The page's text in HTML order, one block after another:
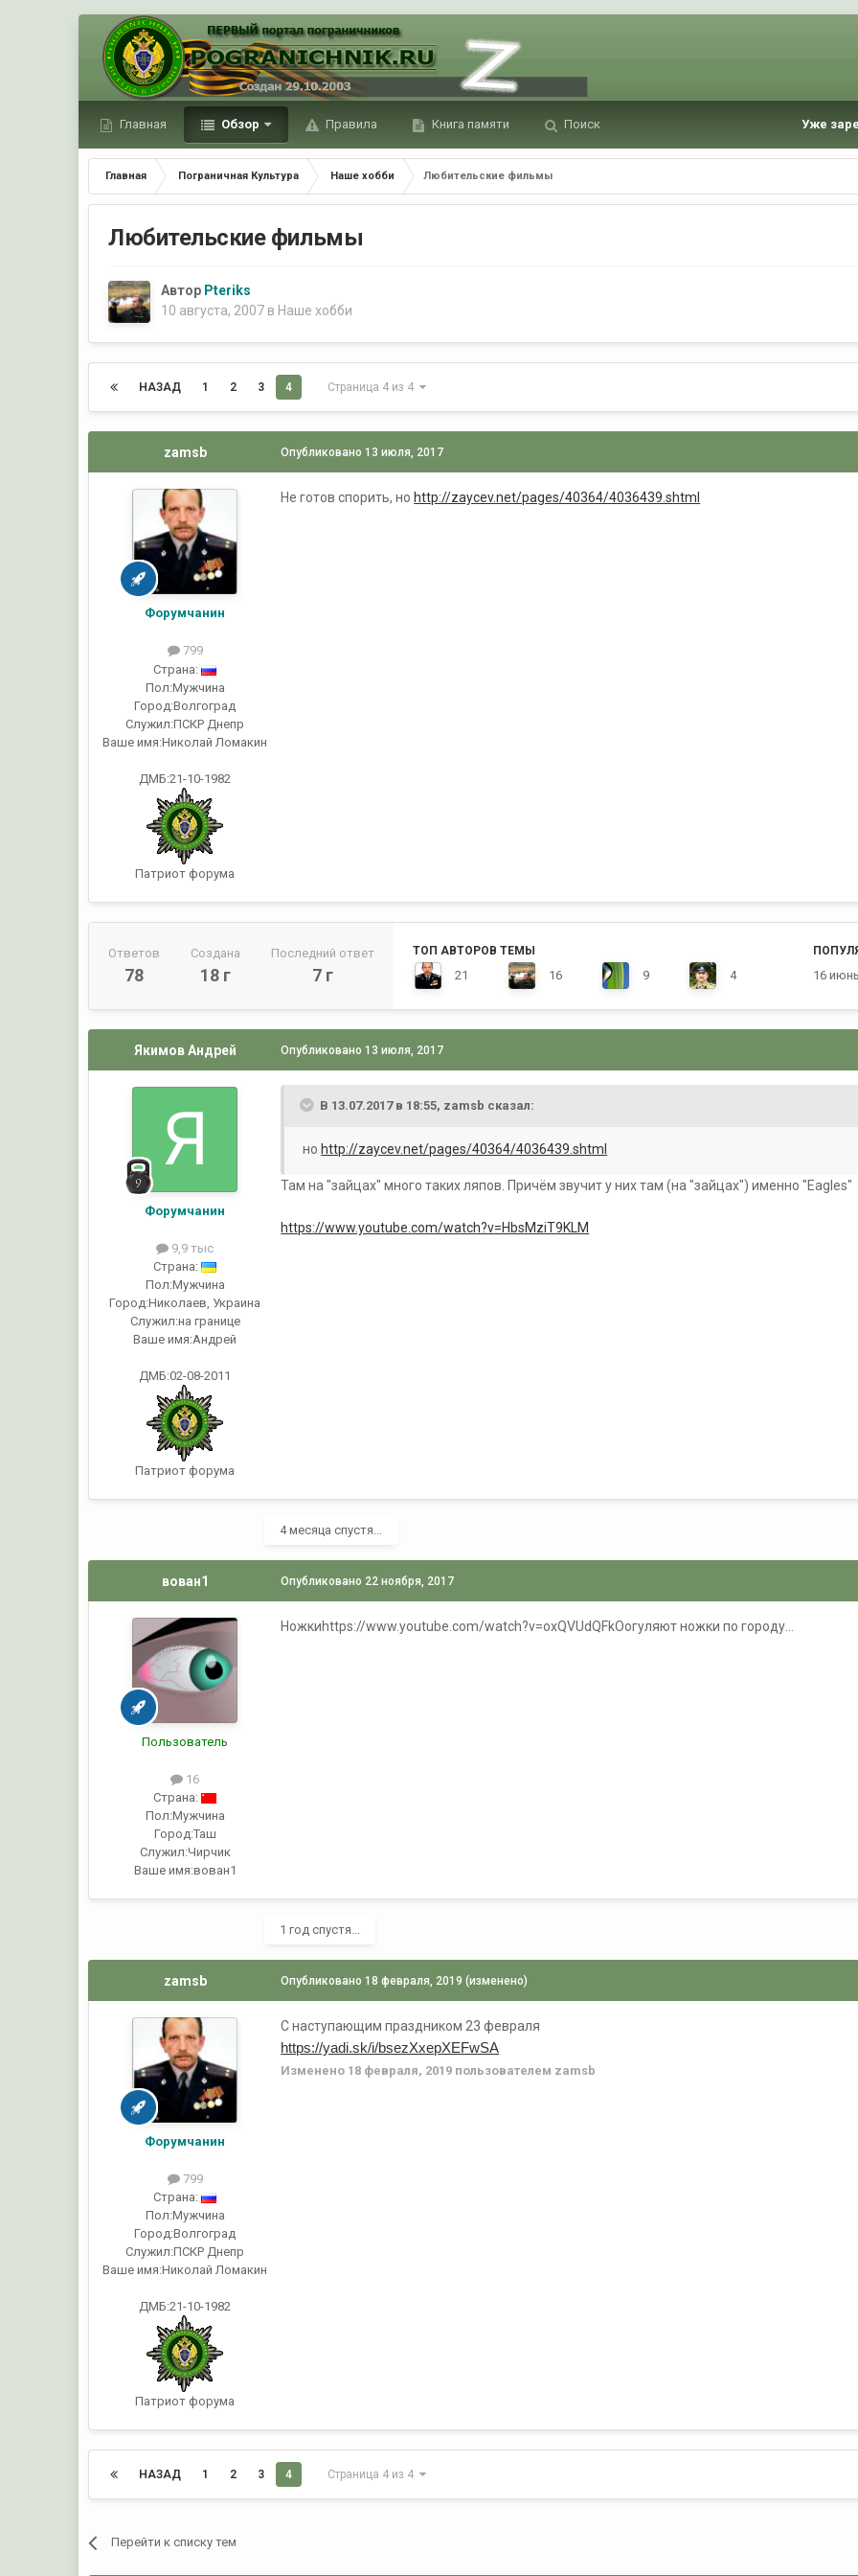
Главная Обзор Правила Книга памяти Поиск Уже
Главная Пограничная Культура Наше хобби Любительские фильмы
Любительские фильмы
Автор Pteriks
10 августа, 2007 в Наше хобби
НАЗАД 1 2 3 4 Страница 4 из 4
zamsb
Форумчанин
799
Страна:
Пол:Мужчина
Город:Волгоград
Служил:ПСКР Днепр
Ваше имя:Николай Ломакин
ДМБ:21-10-1982
Патриот форума
Опубликовано13 июля, 2017
Не готов спорить, но http://zaycev.net/pages/40364/4036439.shtml
Ответов
78
Создана
18 г
Последний ответ
7 г
ТОП АВТОРОВ ТЕМЫ
21 16 9 4 16
Якимов Андрей
Форумчанин
9,9 тыс
Страна:
Пол:Мужчина
Город:Николаев, Украина
Служил:на границе
Ваше имя:Андрей
ДМБ:02-08-2011
Патриот форума
Опубликовано13 июля, 2017
В 13.07.2017 в 18:55, zamsb сказал:
ноhttp://zaycev.net/pages/40364/4036439.shtml
Там на "зайцах" много таких ляпов. Причём звучит у них там (на "зайцах") именно "Eagles"
https://www.youtube.com/watch?v=HbsMziT9KLM
4 месяца спустя...
вован1
Пользователь
16
Страна:
Пол:Мужчина
Город:Таш
Служил:Чирчик
Ваше имя:вован1
Опубликовано 22 ноября, 2017
Ножкиhttps://www.youtube.com/watch?v=oxQVUdQFkOoгуляют ножки по городу...
1 год спустя...
zamsb
Форумчанин
799
Страна:
Пол:Мужчина
Город:Волгоград
Служил:ПСКР Днепр
Ваше имя:Николай Ломакин
ДМБ:21-10-1982
Патриот форума
Опубликовано18 февраля, 2019 (изменено)
С наступающим праздником 23 февраля
https://yadi.sk/i/bsezXxepXEFwSA
Изменено 18 февраля, 2019 пользователем zamsb
НАЗАД 1 2 3 4 Страница 4 из 4
Перейти к списку тем